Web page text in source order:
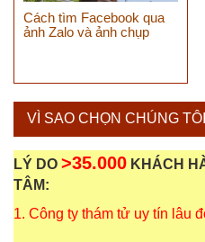
Cách tìm Facebook qua
ảnh Zalo và ảnh chụp
VÌ SAO CHỌN CHÚNG
LÝ DO >35.000 KHÁCH
TÂM:
1. Công ty thám tử uy tín lâu